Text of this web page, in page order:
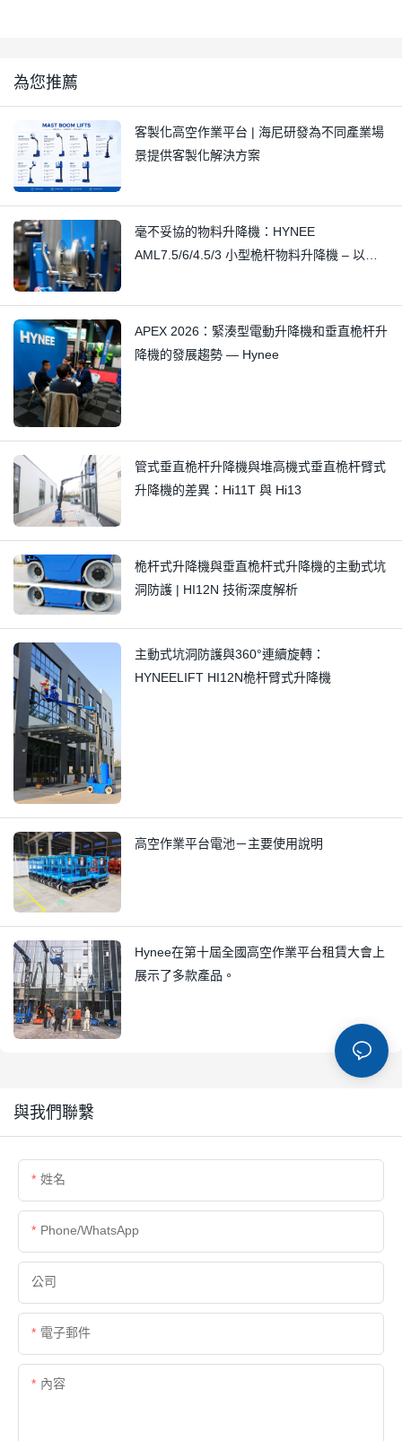
為您推薦
客製化高空作業平台 | 海尼研發為不同產業場
景提供客製化解決方案
毫不妥協的物料升降機：HYNEE
AML7.5/6/4.5/3 小型桅杆物料升降機 – 以精
APEX 2026：緊湊型電動升降機和垂直桅杆升
降機的發展趨勢 — Hynee
管式垂直桅杆升降機與堆高機式垂直桅杆臂式
升降機的差異：Hi11T 與 Hi13
桅杆式升降機與垂直桅杆式升降機的主動式坑
洞防護 | HI12N 技術深度解析
主動式坑洞防護與360°連續旋轉：
HYNEELIFT HI12N桅杆臂式升降機
高空作業平台電池－主要使用說明
Hynee在第十屆全國高空作業平台租賃大會上
展示了多款產品。
與我們聯繫
姓名
Phone/whatsApp
公司
電子郵件
內容